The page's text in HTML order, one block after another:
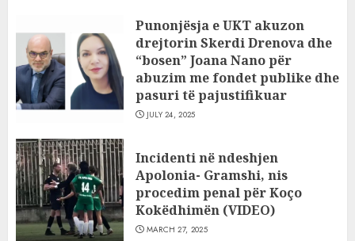
Punonjësja e UKT akuzon
drejtorin Skerdi Drenova dhe
“bosen” Joana Nano për
abuzim me fondet publike dhe
pasuri të pajustifikuar
JULY 24, 2025
Incidenti në ndeshjen
Apolonia- Gramshi, nis
procedim penal për Koço
Kokëdhimën (VIDEO)
MARCH 27, 2025